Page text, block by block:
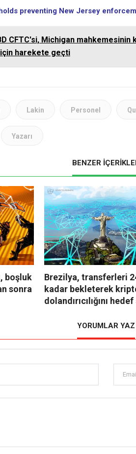
preventing New Jersey
CFTC'si, Michigan mahkemesinin
harekete geçti
Lakin Personel
Yazarı
BENZER
boşluk
sonra
Brezilya, transferleri
kadar bekleterek
dolandırıcılığını
YORUMLAR YAZ